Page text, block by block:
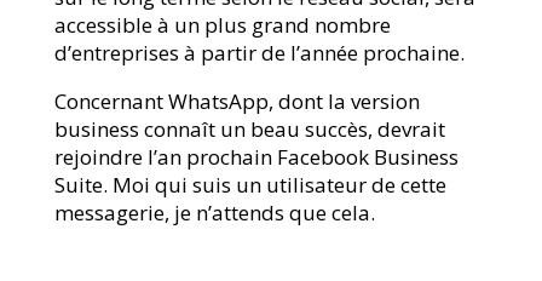
accessible à un plus grand nombre
d’entreprises à partir de l’année prochaine.
Concernant WhatsApp, dont la version
business connaît un beau succès, devrait
rejoindre l’an prochain Facebook Business
Suite. Moi qui suis un utilisateur de cette
messagerie, je n’attends que cela.